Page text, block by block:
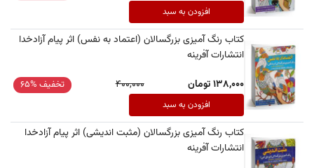
افزودن به سبد
کتاب رنگ آمیزی بزرگسالان (اعتماد به نفس) اثر پیام آزادخدا
انتشارات آفرینه
138,000 تومان
400,000 تخفیف %65
افزودن به سبد
کتاب رنگ آمیزی بزرگسالان (مثبت اندیشی) اثر پیام آزادخدا
انتشارات آفرینه